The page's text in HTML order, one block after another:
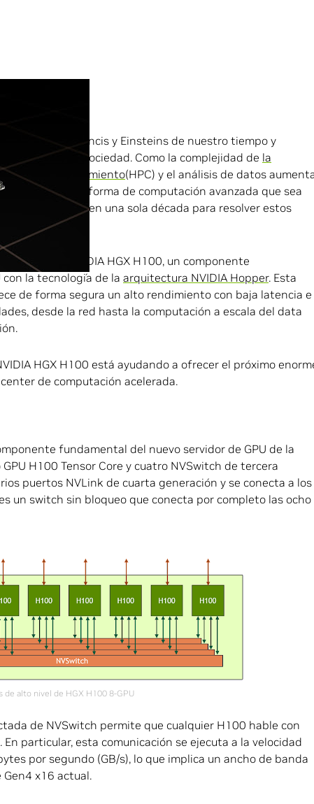
de los Da Vincis y Einsteins de nuestro tiempo y
de la sociedad. Como la complejidad de la
de alto rendimiento(HPC) y el análisis de datos
una plataforma de computación avanzada que sea
de veces en una sola década para resolver estos
la NVIDIA HGX H100, un componente
la tecnología de la arquitectura NVIDIA Hopper. Esta
de forma segura un alto rendimiento con baja latencia e
desde la red hasta la computación a escala del data
HGX H100 está ayudando a ofrecer el próximo
de computación acelerada.
fundamental del nuevo servidor de GPU de la
H100 Tensor Core y cuatro NVSwitch de tercera
puertos NVLink de cuarta generación y se conecta a los
un switch sin bloqueo que conecta por completo las ocho
de alto nivel de HGX H100 8-GPU
de NVSwitch permite que cualquier H100 hable con
particular, esta comunicación se ejecuta a la velocidad
por segundo (GB/s), lo que implica un ancho de banda
Gen4 x16 actual.